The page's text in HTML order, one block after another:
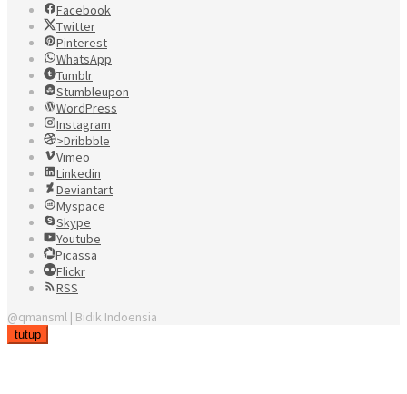
Facebook
Twitter
Pinterest
WhatsApp
Tumblr
Stumbleupon
WordPress
Instagram
>Dribbble
Vimeo
Linkedin
Deviantart
Myspace
Skype
Youtube
Picassa
Flickr
RSS
@qmansml | Bidik Indoensia
tutup